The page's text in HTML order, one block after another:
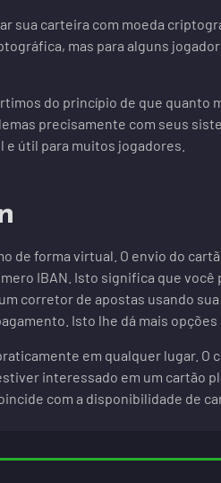
sua carteira com moeda
mas para alguns
do princípio de que quanto
precisamente com seus
útil para muitos jogadores.
de forma virtual. O envio do
IBAN. Isto significa que você
corretor de apostas usando
Isto lhe dá mais opções
em qualquer lugar. O
interessado em um cartão
com a disponibilidade de